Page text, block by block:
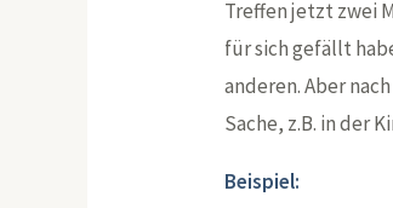
Treffen jetzt zwei
für sich gefällt
anderen. Aber
Sache, z.B. in der
Beispiel: